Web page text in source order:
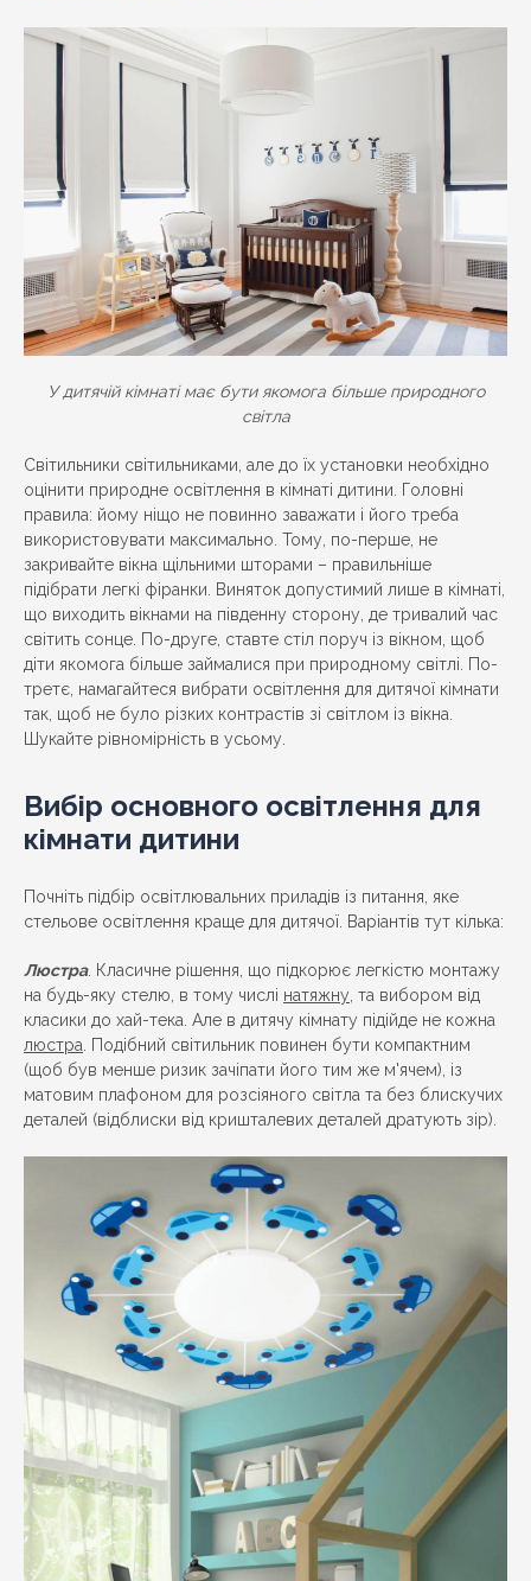
У дитячій кімнаті має бути якомога більше природного
світла
Світильники світильниками, але до їх установки необхідно
оцінити природне освітлення в кімнаті дитини. Головні
правила: йому ніщо не повинно заважати і його треба
використовувати максимально. Тому, по-перше, не
закривайте вікна щільними шторами – правильніше
підібрати легкі фіранки. Виняток допустимий лише в кімнаті,
що виходить вікнами на південну сторону, де тривалий час
світить сонце. По-друге, ставте стіл поруч із вікном, щоб
діти якомога більше займалися при природному світлі. По-
третє, намагайтеся вибрати освітлення для дитячої кімнати
так, щоб не було різких контрастів зі світлом із вікна.
Шукайте рівномірність в усьому.
Вибір основного освітлення для
кімнати дитини
Почніть підбір освітлювальних приладів із питання, яке
стельове освітлення краще для дитячої. Варіантів тут кілька:
Люстра. Класичне рішення, що підкорює легкістю монтажу
на будь-яку стелю, в тому числі натяжну, та вибором від
класики до хай-тека. Але в дитячу кімнату підійде не кожна
люстра. Подібний світильник повинен бути компактним
(щоб був менше ризик зачіпати його тим же м'ячем), із
матовим плафоном для розсіяного світла та без блискучих
деталей (відблиски від кришталевих деталей дратують зір).